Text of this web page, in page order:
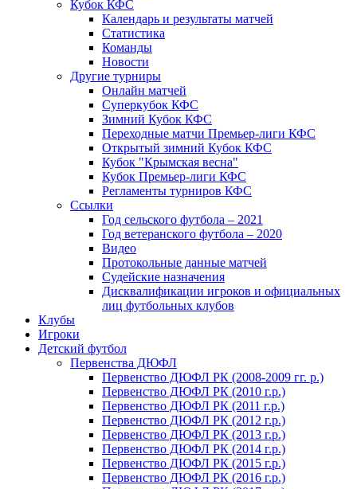
Кубок КФС
Календарь и результаты матчей
Статистика
Команды
Новости
Другие турниры
Онлайн матчей
Суперкубок КФС
Зимний Кубок КФС
Переходные матчи Премьер-лиги КФС
Открытый зимний Кубок КФС
Кубок "Крымская весна"
Кубок Премьер-лиги КФС
Регламенты турниров КФС
Ссылки
Год сельского футбола – 2021
Год ветеранского футбола – 2020
Видео
Протокольные данные матчей
Судейские назначения
Дисквалификации игроков и официальных
лиц футбольных клубов
Клубы
Игроки
Детский футбол
Первенства ДЮФЛ
Первенство ДЮФЛ РК (2008-2009 гг. р.)
Первенство ДЮФЛ РК (2010 г.р.)
Первенство ДЮФЛ РК (2011 г.р.)
Первенство ДЮФЛ РК (2012 г.р.)
Первенство ДЮФЛ РК (2013 г.р.)
Первенство ДЮФЛ РК (2014 г.р.)
Первенство ДЮФЛ РК (2015 г.р.)
Первенство ДЮФЛ РК (2016 г.р.)